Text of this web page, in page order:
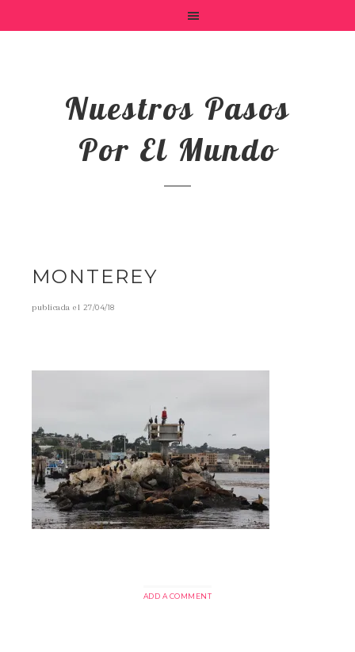
Nuestros Pasos
Por El Mundo
MONTEREY
publicada el 27/04/18
ADD A COMMENT